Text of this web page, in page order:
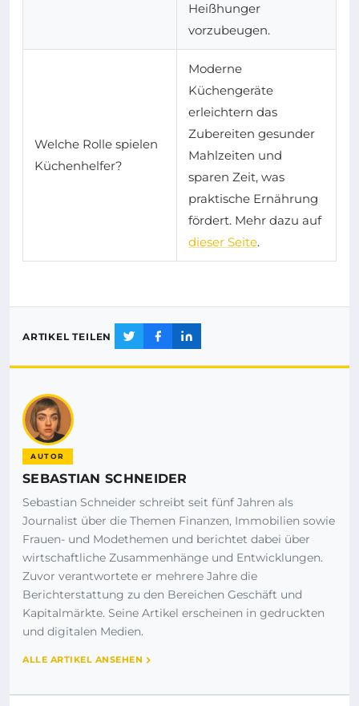
Heißhunger
vorzubeugen.
Welche Rolle spielen
Küchenhelfer?
Moderne
Küchengeräte
erleichtern das
Zubereiten gesunder
Mahlzeiten und
sparen Zeit, was
praktische Ernährung
fördert. Mehr dazu auf
dieser Seite.
ARTIKEL TEILEN
AUTOR
SEBASTIAN SCHNEIDER
Sebastian Schneider schreibt seit fünf Jahren als
Journalist über die Themen Finanzen, Immobilien sowie
Frauen- und Modethemen und berichtet dabei über
wirtschaftliche Zusammenhänge und Entwicklungen.
Zuvor verantwortete er mehrere Jahre die
Berichterstattung zu den Bereichen Geschäft und
Kapitalmärkte. Seine Artikel erscheinen in gedruckten
und digitalen Medien.
ALLE ARTIKEL ANSEHEN